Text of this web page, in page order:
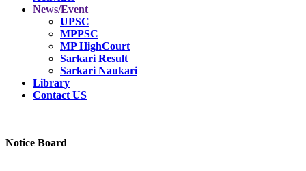
News/Event
UPSC
MPPSC
MP HighCourt
Sarkari Result
Sarkari Naukari
Library
Contact US
Notice Board